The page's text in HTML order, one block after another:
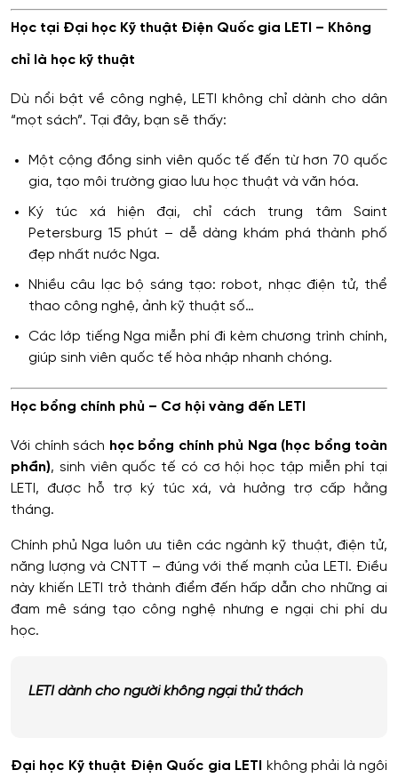
Học tại Đại học Kỹ thuật Điện Quốc gia LETI – Không
chỉ là học kỹ thuật
Dù nổi bật về công nghệ, LETI không chỉ dành cho dân
“mọt sách”. Tại đây, bạn sẽ thấy:
Một cộng đồng sinh viên quốc tế đến từ hơn 70 quốc
gia, tạo môi trường giao lưu học thuật và văn hóa.
Ký túc xá hiện đại, chỉ cách trung tâm Saint
Petersburg 15 phút – dễ dàng khám phá thành phố
đẹp nhất nước Nga.
Nhiều câu lạc bộ sáng tạo: robot, nhạc điện tử, thể
thao công nghệ, ảnh kỹ thuật số…
Các lớp tiếng Nga miễn phí đi kèm chương trình chính,
giúp sinh viên quốc tế hòa nhập nhanh chóng.
Học bổng chính phủ – Cơ hội vàng đến LETI
Với chính sách học bổng chính phủ Nga (học bổng toàn
phần), sinh viên quốc tế có cơ hội học tập miễn phí tại
LETI, được hỗ trợ ký túc xá, và hưởng trợ cấp hằng
tháng.
Chính phủ Nga luôn ưu tiên các ngành kỹ thuật, điện tử,
năng lượng và CNTT – đúng với thế mạnh của LETI. Điều
này khiến LETI trở thành điểm đến hấp dẫn cho những ai
đam mê sáng tạo công nghệ nhưng e ngại chi phí du
học.
LETI dành cho người không ngại thử thách
Đại học Kỹ thuật Điện Quốc gia LETI
không phải là ngôi